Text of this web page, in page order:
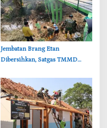
‎Jembatan Brang Etan
Dibersihkan, Satgas TMMD
Royong Warga